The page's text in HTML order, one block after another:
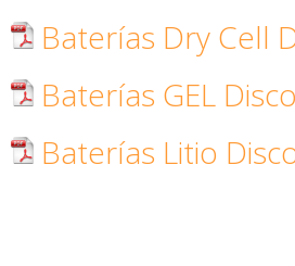
Baterías Dry Cell
Baterías GEL
Baterías Litio